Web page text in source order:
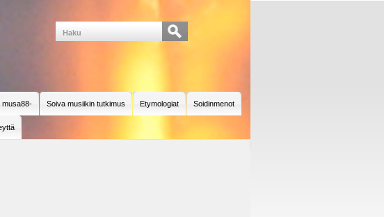
musa88- Soiva musiikin tutkimus Etymologiat Soidinmenot